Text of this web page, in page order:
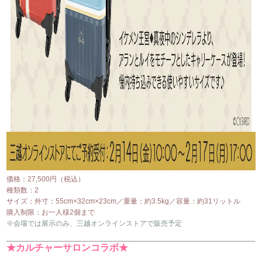
価格：27,500円（税込）
種類数：2
サイズ：外寸：55cm×32cm×23cm／重量：約3.5kg／容量：約31リットル
購入制限：お一人様2個まで
※会場では展示のみ、三越オンラインストアで販売予定
★カルチャーサロンコラボ★